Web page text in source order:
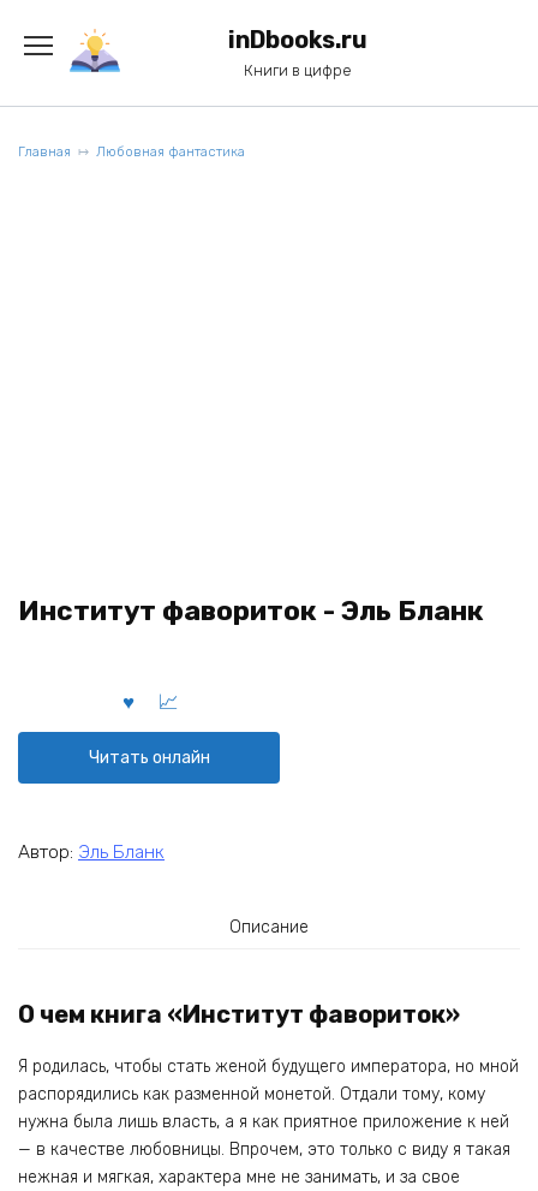
содержанию
inDbooks.ru
Книги в цифре
Главная Любовная фантастика
Институт фавориток - Эль Бланк
Читать онлайн
Автор: Эль Бланк
Описание
О чем книга «Институт фавориток»
Я родилась, чтобы стать женой будущего императора, но мной
распорядились как разменной монетой. Отдали тому, кому
нужна была лишь власть, а я как приятное приложение к ней
— в качестве любовницы. Впрочем, это только с виду я такая
нежная и мягкая, характера мне не занимать, и за свое